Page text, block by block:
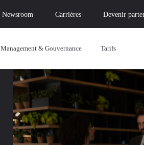
Newsroom Carrières Devenir
Management & Gouvernance Tarifs